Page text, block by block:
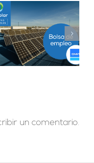
Prácticas
Departamento
Ingeniería B2B en
Sevilla
un comentario.